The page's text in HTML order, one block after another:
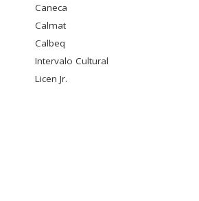
Caneca
Calmat
Calbeq
Intervalo Cultural
Licen Jr.